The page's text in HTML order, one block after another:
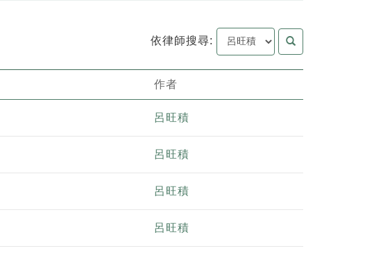
依律師搜尋:
作者
呂旺積
呂旺積
呂旺積
呂旺積